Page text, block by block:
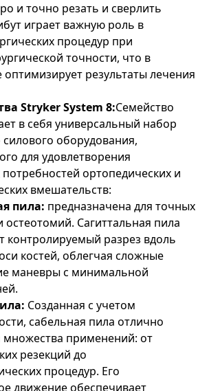
и точно резать и сверлить
играет важную роль в
процедур при
точности, что в
результаты лечения
Stryker System 8:Семейство
в себя универсальный набор
силового оборудования,
для удовлетворения
ортопедических и
вмешательств:
пила: предназначена для точных
остеотомий. Сагиттальная пила
контролируемый разрез вдоль
костей, облегчая сложные
маневры с минимальной
Созданная с учетом
сабельная пила отлично
множества применений: от
резекций до
процедур. Его
движение обеспечивает